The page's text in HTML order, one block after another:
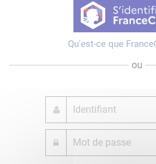
Qu'est-ce que
ou